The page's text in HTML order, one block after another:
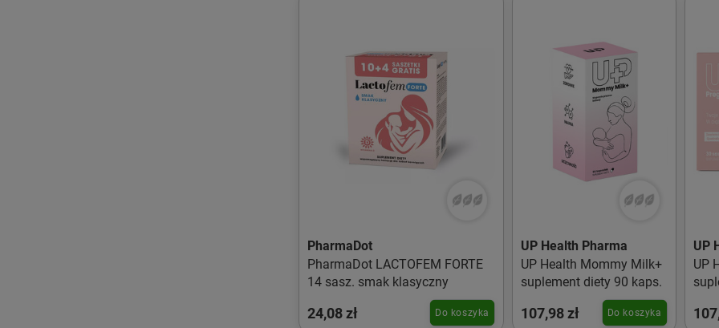
PharmaDot
PharmaDot LACTOFEM FORTE
14 sasz. smak klasyczny
24,08 zł Do koszyka
UP Health Pharma
UP Health Mommy Milk+
suplement diety 90 kaps.
107,98 zł Do koszyka
UP
UP
w